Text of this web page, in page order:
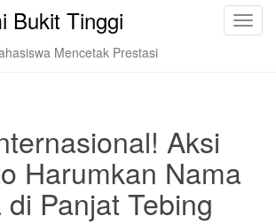
T
Bukit Tinggi
Mencetak Prestasi
Aksi
Harumkan Nama
Panjat Tebing